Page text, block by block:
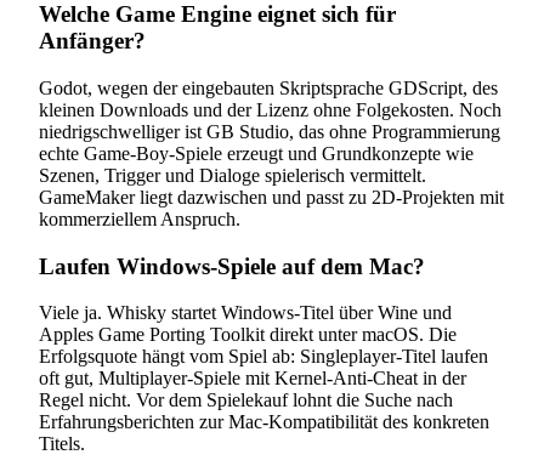
Welche Game Engine eignet sich für
Anfänger?
Godot, wegen der eingebauten Skriptsprache GDScript, des
kleinen Downloads und der Lizenz ohne Folgekosten. Noch
niedrigschwelliger ist GB Studio, das ohne Programmierung
echte Game-Boy-Spiele erzeugt und Grundkonzepte wie
Szenen, Trigger und Dialoge spielerisch vermittelt.
GameMaker liegt dazwischen und passt zu 2D-Projekten mit
kommerziellem Anspruch.
Laufen Windows-Spiele auf dem Mac?
Viele ja. Whisky startet Windows-Titel über Wine und
Apples Game Porting Toolkit direkt unter macOS. Die
Erfolgsquote hängt vom Spiel ab: Singleplayer-Titel laufen
oft gut, Multiplayer-Spiele mit Kernel-Anti-Cheat in der
Regel nicht. Vor dem Spielekauf lohnt die Suche nach
Erfahrungsberichten zur Mac-Kompatibilität des konkreten
Titels.